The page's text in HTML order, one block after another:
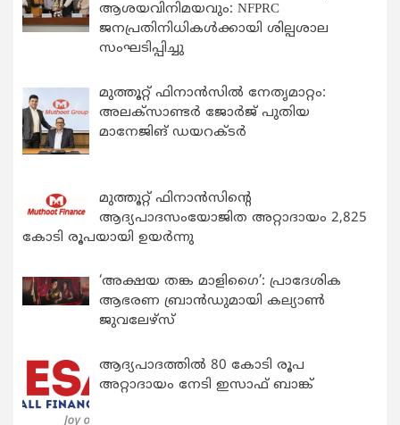
ആശയവിനിമയവും: NFPRC
ജനപ്രതിനിധികൾക്കായി ശില്പശാല
സംഘടിപ്പിച്ചു
മുത്തൂറ്റ് ഫിനാൻസിൽ നേതൃമാറ്റം:
അലക്സാണ്ടർ ജോർജ് പുതിയ
മാനേജിങ് ഡയറക്ടർ
മുത്തൂറ്റ് ഫിനാൻസിന്റെ
ആദ്യപാദസംയോജിത അറ്റാദായം 2,825
കോടി രൂപയായി ഉയർന്നു
‘അക്ഷയ തങ്ക മാളിഗൈ’: പ്രാദേശിക
ആഭരണ ബ്രാന്‍ഡുമായി കല്യാണ്‍
ജുവലേഴ്‌സ്
ആദ്യപാദത്തിൽ 80 കോടി രൂപ
അറ്റാദായം നേടി ഇസാഫ് ബാങ്ക്